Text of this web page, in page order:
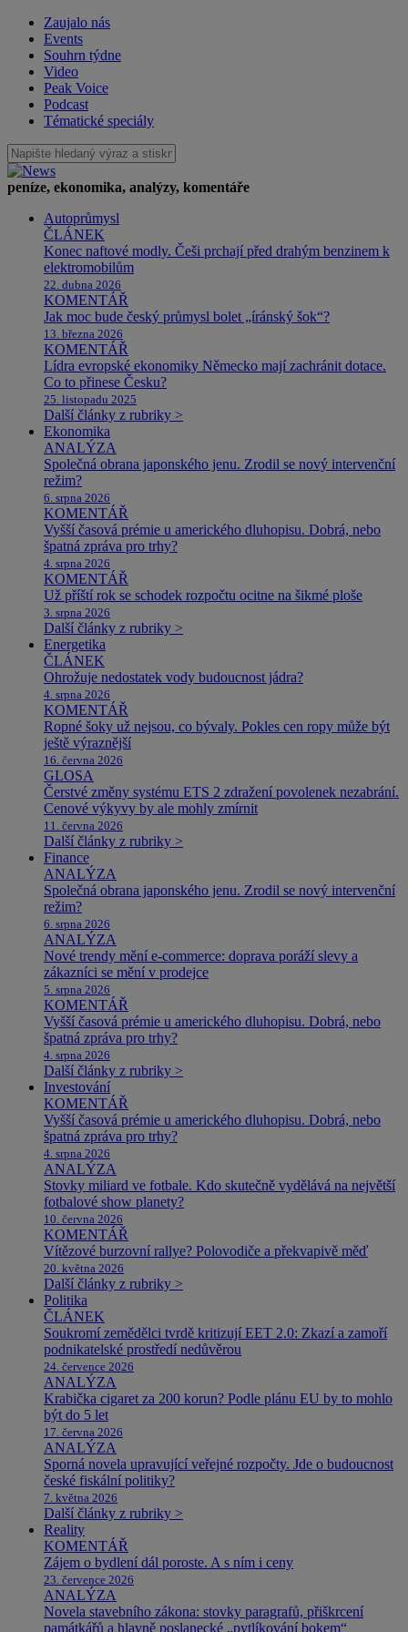
Zaujalo nás
Events
Souhrn týdne
Video
Peak Voice
Podcast
Tématické speciály
peníze, ekonomika, analýzy, komentáře
Autoprůmysl
ČLÁNEK
Konec naftové modly. Češi prchají před drahým benzinem k
elektromobilům
22. dubna 2026
KOMENTÁŘ
Jak moc bude český průmysl bolet „íránský šok“?
13. března 2026
KOMENTÁŘ
Lídra evropské ekonomiky Německo mají zachránit dotace.
Co to přinese Česku?
25. listopadu 2025
Další články z rubriky >
Ekonomika
ANALÝZA
Společná obrana japonského jenu. Zrodil se nový intervenční
režim?
6. srpna 2026
KOMENTÁŘ
Vyšší časová prémie u amerického dluhopisu. Dobrá, nebo
špatná zpráva pro trhy?
4. srpna 2026
KOMENTÁŘ
Už příští rok se schodek rozpočtu ocitne na šikmé ploše
3. srpna 2026
Další články z rubriky >
Energetika
ČLÁNEK
Ohrožuje nedostatek vody budoucnost jádra?
4. srpna 2026
KOMENTÁŘ
Ropné šoky už nejsou, co bývaly. Pokles cen ropy může být
ještě výraznější
16. června 2026
GLOSA
Čerstvé změny systému ETS 2 zdražení povolenek nezabrání.
Cenové výkyvy by ale mohly zmírnit
11. června 2026
Další články z rubriky >
Finance
ANALÝZA
Společná obrana japonského jenu. Zrodil se nový intervenční
režim?
6. srpna 2026
ANALÝZA
Nové trendy mění e-commerce: doprava poráží slevy a
zákazníci se mění v prodejce
5. srpna 2026
KOMENTÁŘ
Vyšší časová prémie u amerického dluhopisu. Dobrá, nebo
špatná zpráva pro trhy?
4. srpna 2026
Další články z rubriky >
Investování
KOMENTÁŘ
Vyšší časová prémie u amerického dluhopisu. Dobrá, nebo
špatná zpráva pro trhy?
4. srpna 2026
ANALÝZA
Stovky miliard ve fotbale. Kdo skutečně vydělává na největší
fotbalové show planety?
10. června 2026
KOMENTÁŘ
Vítězové burzovní rallye? Polovodiče a překvapivě měď
20. května 2026
Další články z rubriky >
Politika
ČLÁNEK
Soukromí zemědělci tvrdě kritizují EET 2.0: Zkazí a zamoří
podnikatelské prostředí nedůvěrou
24. července 2026
ANALÝZA
Krabička cigaret za 200 korun? Podle plánu EU by to mohlo
být do 5 let
17. června 2026
ANALÝZA
Sporná novela upravující veřejné rozpočty. Jde o budoucnost
české fiskální politiky?
7. května 2026
Další články z rubriky >
Reality
KOMENTÁŘ
Zájem o bydlení dál poroste. A s ním i ceny
23. července 2026
ANALÝZA
Novela stavebního zákona: stovky paragrafů, přiškrcení
památkářů a hlavně poslanecké „pytlíkování bokem“